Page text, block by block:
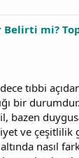
Belirti mi?
tıbbi
bir
bazen
ve çeşitlilik
nasıl